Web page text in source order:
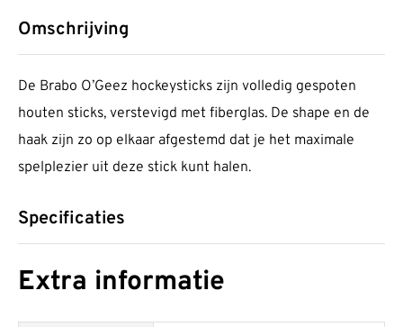
Omschrijving
De Brabo O’Geez hockeysticks zijn volledig gespoten
houten sticks, verstevigd met fiberglas. De shape en de
haak zijn zo op elkaar afgestemd dat je het maximale
spelplezier uit deze stick kunt halen.
Specificaties
Extra informatie